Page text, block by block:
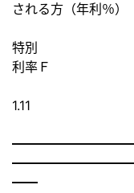
される方（年利％）
特別
利率Ｆ
1.11
━━